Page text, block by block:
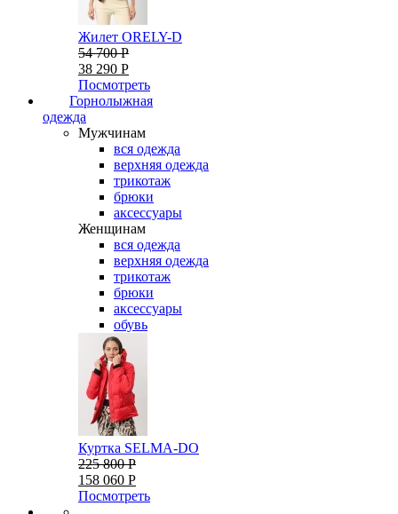
Жилет ORELY-D
54 700 Р
38 290 Р
Посмотреть
Горнолыжная
одежда
Мужчинам
вся одежда
верхняя одежда
трикотаж
брюки
аксессуары
Женщинам
вся одежда
верхняя одежда
трикотаж
брюки
аксессуары
обувь
Куртка SELMA-DO
225 800 Р
158 060 Р
Посмотреть